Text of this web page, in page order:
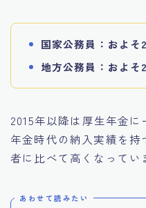
国家公務員：およそ
地方公務員：およそ
2015年以降は厚生年金
年金時代の納入実績を
者に比べて高くなってい
あわせて読みたい